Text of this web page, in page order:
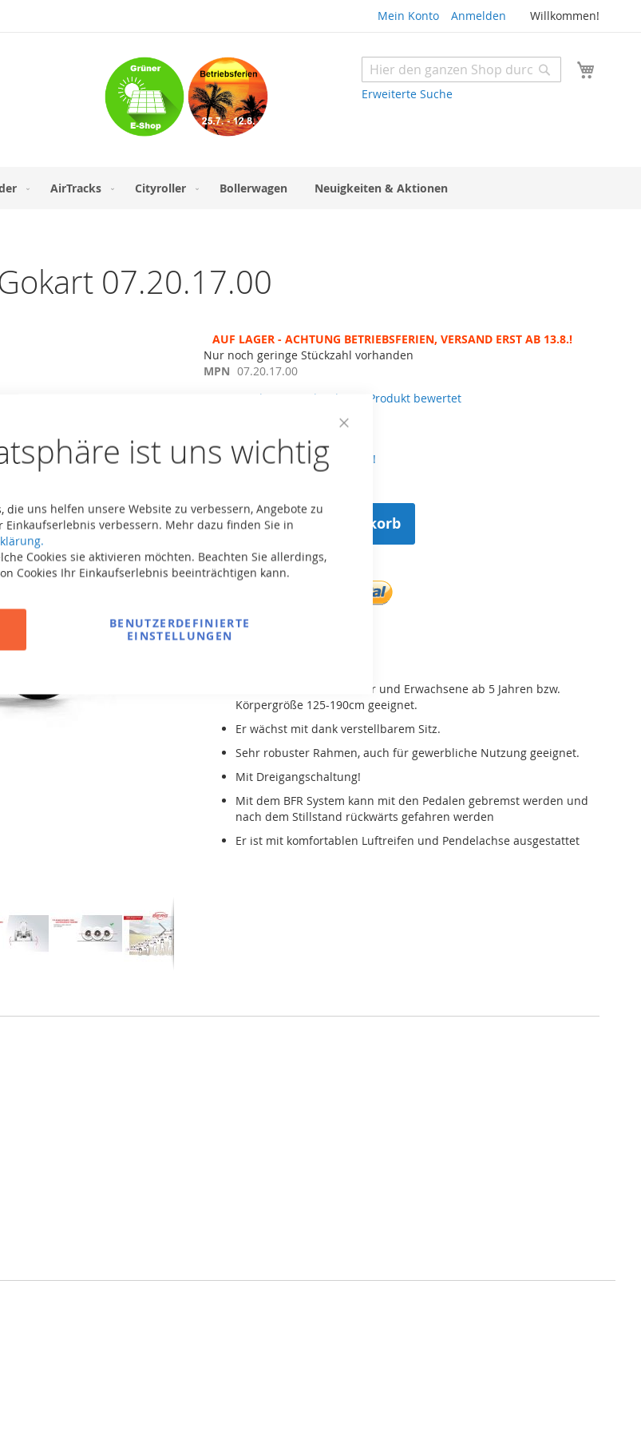
ist uns wichtig
die uns helfen unsere Website zu verbessern, Angebote zu
verbessern. Mehr dazu finden Sie in
Cookies sie aktivieren möchten. Beachten Sie allerdings,
Cookies Ihr Einkaufserlebnis beeinträchtigen kann.
BENUTZERDEFINIERTE
EINSTELLUNGEN
Mein Konto Anmelden Willkommen!
Suche
Erweiterte Suche
Suche
AirTracks Cityroller Bollerwagen Neuigkeiten & Aktionen
Gokart 07.20.17.00
AUF LAGER - ACHTUNG BETRIEBSFERIEN, VERSAND ERST AB 13.8.!
Nur noch geringe Stückzahl vorhanden
MPN 07.20.17.00
Seien Sie der erste, der dieses Produkt bewertet
Inkl. MwSt,kostenloser Versand!
In den Warenkorb
Der BERG XL ist für Kinder und Erwachsene ab 5 Jahren bzw.
Körpergröße 125-190cm geeignet.
Er wächst mit dank verstellbarem Sitz.
Sehr robuster Rahmen, auch für gewerbliche Nutzung geeignet.
Mit Dreigangschaltung!
Mit dem BFR System kann mit den Pedalen gebremst werden und
nach dem Stillstand rückwärts gefahren werden
Er ist mit komfortablen Luftreifen und Pendelachse ausgestattet